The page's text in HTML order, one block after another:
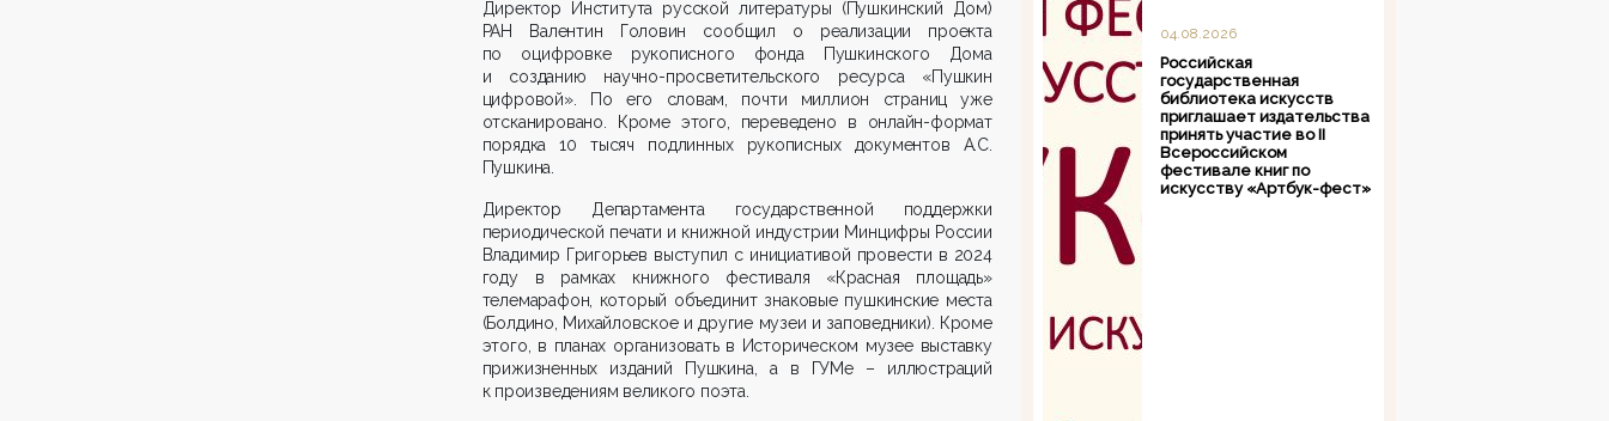
Директор Института русской литературы (Пушкинский Дом)
РАН Валентин Головин сообщил о реализации проекта
по оцифровке рукописного фонда Пушкинского Дома
и созданию научно-просветительского ресурса «Пушкин
цифровой». По его словам, почти миллион страниц уже
отсканировано. Кроме этого, переведено в онлайн-формат
порядка 10 тысяч подлинных рукописных документов А.С.
Пушкина.
Директор Департамента государственной поддержки
периодической печати и книжной индустрии Минцифры России
Владимир Григорьев выступил с инициативой провести в 2024
году в рамках книжного фестиваля «Красная площадь»
телемарафон, который объединит знаковые пушкинские места
(Болдино, Михайловское и другие музеи и заповедники). Кроме
этого, в планах организовать в Историческом музее выставку
прижизненных изданий Пушкина, а в ГУМе – иллюстраций
к произведениям великого поэта.
04.08.2026
Российская
государственная
библиотека искусств
приглашает издательства
принять участие во II
Всероссийском
фестивале книг по
искусству «Артбук-фест»